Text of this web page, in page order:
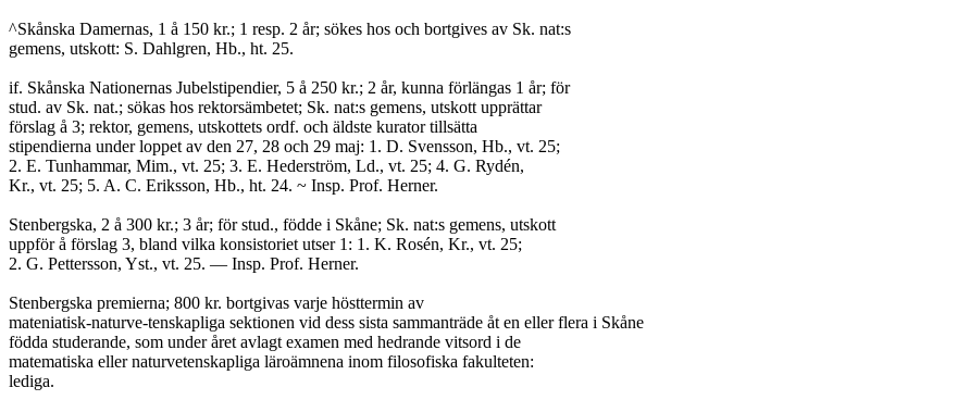
^Skånska Damernas, 1 å 150 kr.; 1 resp. 2 år; sökes hos och bortgives av Sk. nat:s
gemens, utskott: S. Dahlgren, Hb., ht. 25.
if. Skånska Nationernas Jubelstipendier, 5 å 250 kr.; 2 år, kunna förlängas 1 år; för
stud. av Sk. nat.; sökas hos rektorsämbetet; Sk. nat:s gemens, utskott upprättar
förslag å 3; rektor, gemens, utskottets ordf. och äldste kurator tillsätta
stipendierna under loppet av den 27, 28 och 29 maj: 1. D. Svensson, Hb., vt. 25;
2. E. Tunhammar, Mim., vt. 25; 3. E. Hederström, Ld., vt. 25; 4. G. Rydén,
Kr., vt. 25; 5. A. C. Eriksson, Hb., ht. 24. ~ Insp. Prof. Herner.
Stenbergska, 2 å 300 kr.; 3 år; för stud., födde i Skåne; Sk. nat:s gemens, utskott
uppför å förslag 3, bland vilka konsistoriet utser 1: 1. K. Rosén, Kr., vt. 25;
2. G. Pettersson, Yst., vt. 25. — Insp. Prof. Herner.
Stenbergska premierna; 800 kr. bortgivas varje hösttermin av
mateniatisk-naturve-tenskapliga sektionen vid dess sista sammanträde åt en eller flera i Skåne
födda studerande, som under året avlagt examen med hedrande vitsord i de
matematiska eller naturvetenskapliga läroämnena inom filosofiska fakulteten:
lediga.